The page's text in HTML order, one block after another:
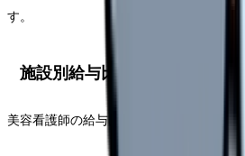
す。
施設別給与比較
美容看護師の給与は、勤務する施設によ